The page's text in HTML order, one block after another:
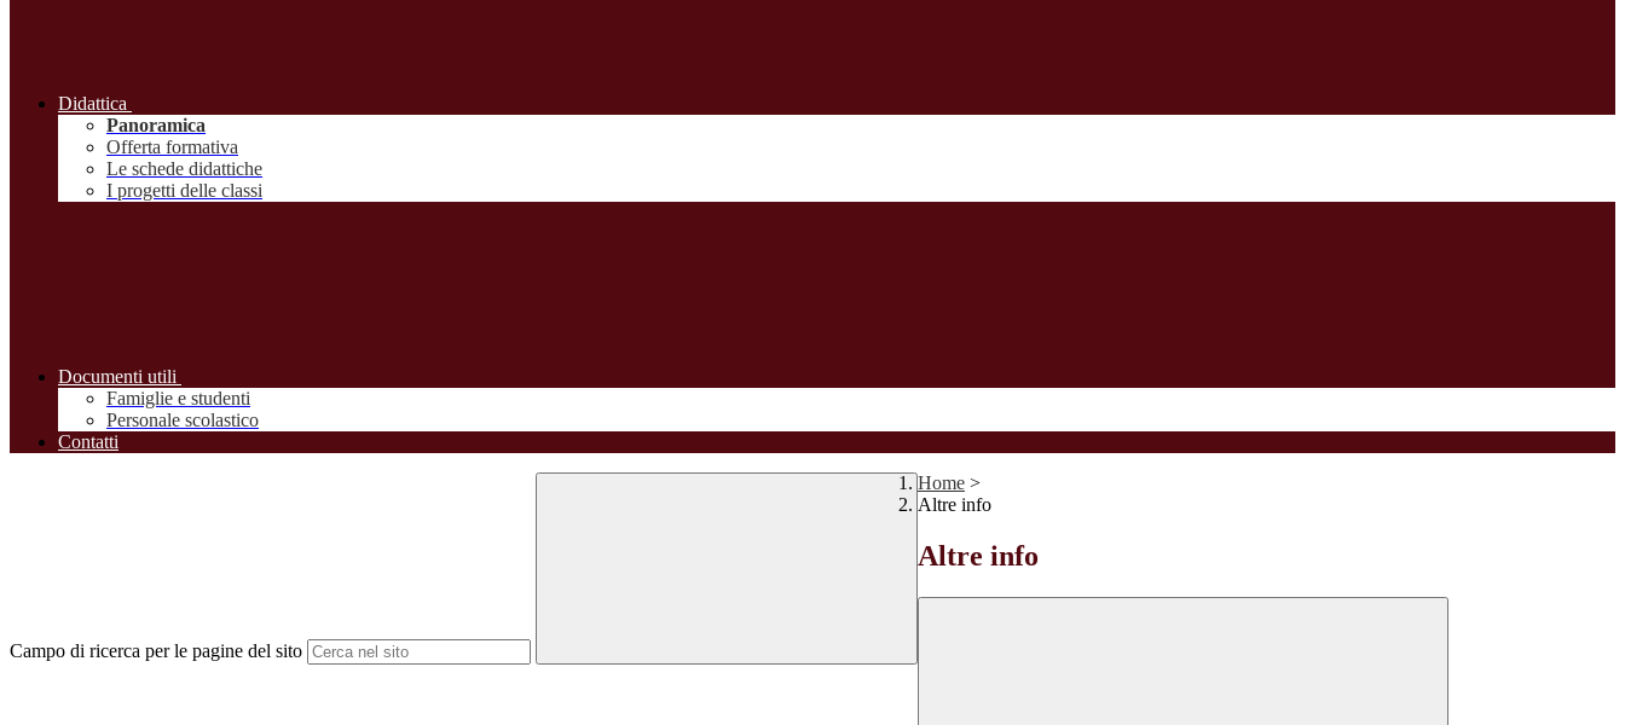
Didattica
Panoramica
Offerta formativa
Le schede didattiche
I progetti delle classi
Documenti utili
Famiglie e studenti
Personale scolastico
Contatti
Campo di ricerca per le pagine del sito
Home >
Altre info
Altre info